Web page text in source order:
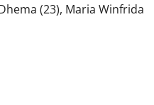
(23), Maria Winfrida